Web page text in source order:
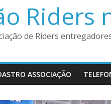
Riders
de Riders
ASSOCIAÇÃO